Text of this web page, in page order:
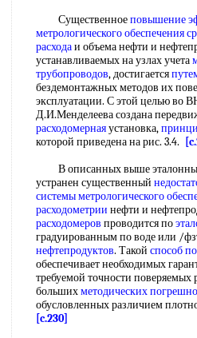
Существенноеповышение
метрологического обеспечения
расходаи объема нефти и
устанавливаемых на узлах учета
трубопроводов, достигается
бездемонтажных методов их
эксплуатации. С этой целью во
Д.И.Менделеева создана
расходомернаяустановка,
которой приведена на рис. 3.4.
В описанных выше эталонных
устранен существенный
системы метрологического
расходометрии нефти и
расходомеров проводится по
градуированным по воде или /
нефтепродуктов. Такой способ
обеспечивает необходимых
требуемой точности поверяемых
большихметодических
обусловленных различием
[c.230]